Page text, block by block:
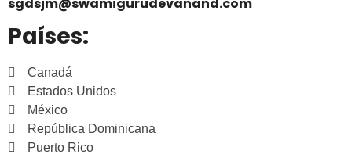
Países:
Canadá
Estados Unidos
México
República Dominicana
Puerto Rico